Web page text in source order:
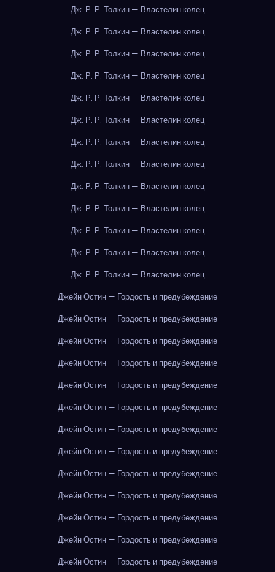
Дж. Р. Р. Толкин — Властелин колец
Дж. Р. Р. Толкин — Властелин колец
Дж. Р. Р. Толкин — Властелин колец
Дж. Р. Р. Толкин — Властелин колец
Дж. Р. Р. Толкин — Властелин колец
Дж. Р. Р. Толкин — Властелин колец
Дж. Р. Р. Толкин — Властелин колец
Дж. Р. Р. Толкин — Властелин колец
Дж. Р. Р. Толкин — Властелин колец
Дж. Р. Р. Толкин — Властелин колец
Дж. Р. Р. Толкин — Властелин колец
Дж. Р. Р. Толкин — Властелин колец
Дж. Р. Р. Толкин — Властелин колец
Джейн Остин — Гордость и предубеждение
Джейн Остин — Гордость и предубеждение
Джейн Остин — Гордость и предубеждение
Джейн Остин — Гордость и предубеждение
Джейн Остин — Гордость и предубеждение
Джейн Остин — Гордость и предубеждение
Джейн Остин — Гордость и предубеждение
Джейн Остин — Гордость и предубеждение
Джейн Остин — Гордость и предубеждение
Джейн Остин — Гордость и предубеждение
Джейн Остин — Гордость и предубеждение
Джейн Остин — Гордость и предубеждение
Джейн Остин — Гордость и предубеждение